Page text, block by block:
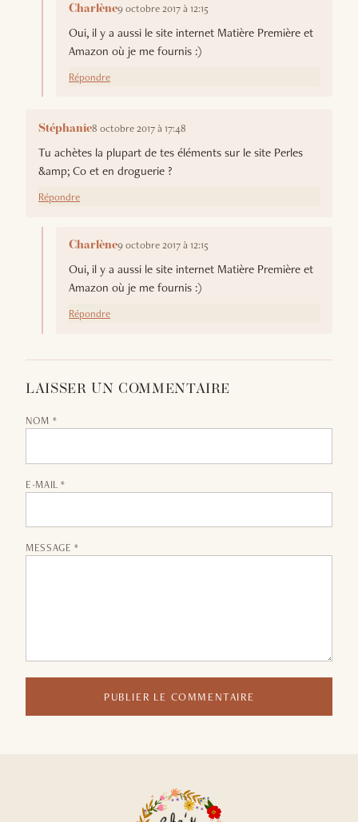
Charlène9 octobre 2017 à 12:15
Oui, il y a aussi le site internet Matière Première et
Amazon où je me fournis :)
Répondre
Stéphanie8 octobre 2017 à 17:48
Tu achètes la plupart de tes éléments sur le site Perles
&amp; Co et en droguerie ?
Répondre
Charlène9 octobre 2017 à 12:15
Oui, il y a aussi le site internet Matière Première et
Amazon où je me fournis :)
Répondre
LAISSER UN COMMENTAIRE
NOM *
E-MAIL *
MESSAGE *
PUBLIER LE COMMENTAIRE